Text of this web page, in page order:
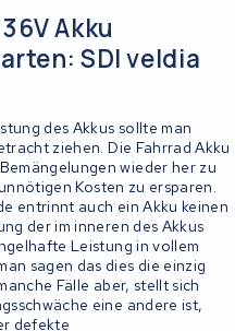
Akku
SDI veldia
des Akkus sollte man
ziehen. Die Fahrrad Akku
wieder her zu
Kosten zu ersparen.
entrinnt auch ein Akku keinen
der im inneren des Akkus
Leistung in vollem
sagen das dies die einzig
Fälle aber, stellt sich
eine andere ist,
defekte